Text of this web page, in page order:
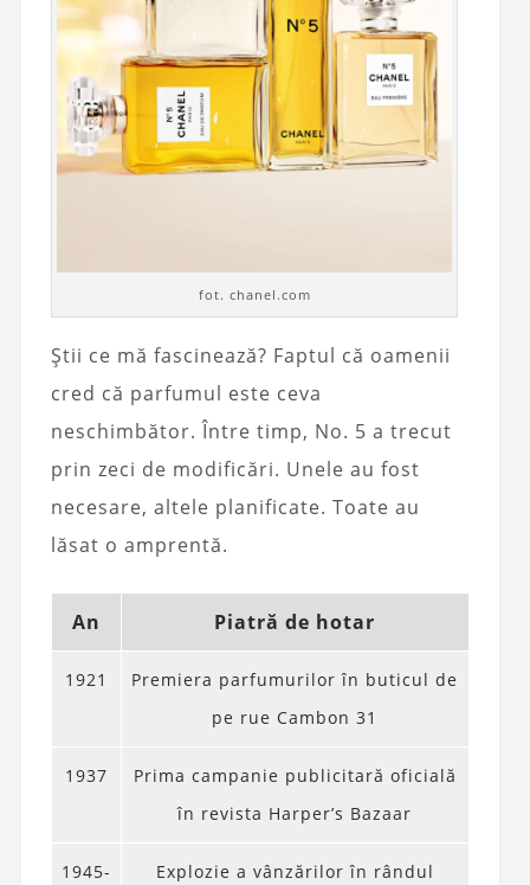
fot. chanel.com
Știi ce mă fascinează? Faptul că oamenii
cred că parfumul este ceva
neschimbător. Între timp, No. 5 a trecut
prin zeci de modificări. Unele au fost
necesare, altele planificate. Toate au
lăsat o amprentă.
An Piatră de hotar
1921
Premiera parfumurilor în buticul de
pe rue Cambon 31
1937
Prima campanie publicitară oficială
în revista Harper’s Bazaar
1945-
Explozie a vânzărilor în rândul